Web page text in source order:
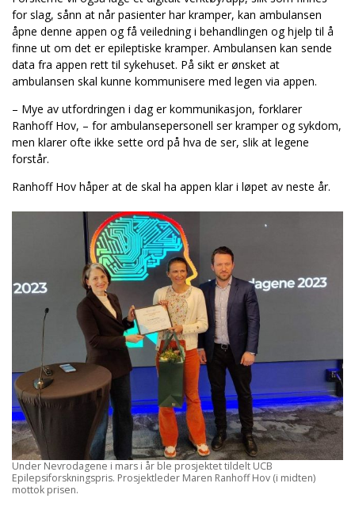
for slag, sånn at når pasienter har kramper, kan ambulansen
åpne denne appen og få veiledning i behandlingen og hjelp til å
finne ut om det er epileptiske kramper. Ambulansen kan sende
data fra appen rett til sykehuset. På sikt er ønsket at
ambulansen skal kunne kommunisere med legen via appen.
– Mye av utfordringen i dag er kommunikasjon, forklarer
Ranhoff Hov, – for ambulansepersonell ser kramper og sykdom,
men klarer ofte ikke sette ord på hva de ser, slik at legene
forstår.
Ranhoff Hov håper at de skal ha appen klar i løpet av neste år.
Under Nevrodagene i mars i år ble prosjektet tildelt UCB
Epilepsiforskningspris. Prosjektleder Maren Ranhoff Hov (i midten)
mottok prisen.